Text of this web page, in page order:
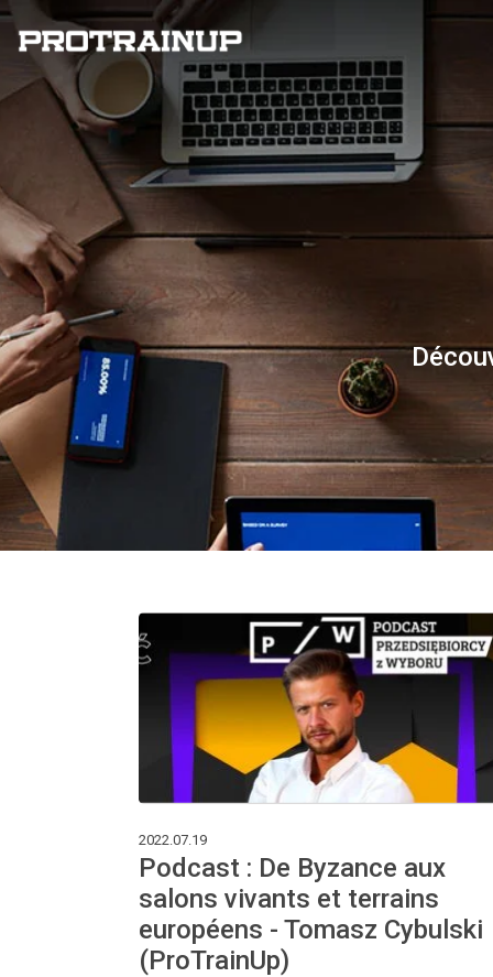
2022.07.19
Podcast : De Byzance aux
salons vivants et terrains
européens - Tomasz Cybulski
(ProTrainUp)